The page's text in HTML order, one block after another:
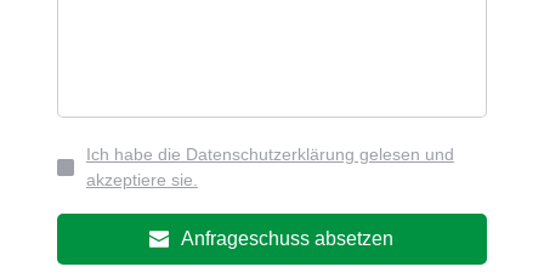
Ich habe die Datenschutzerklärung gelesen und
akzeptiere sie.
Anfrageschuss absetzen